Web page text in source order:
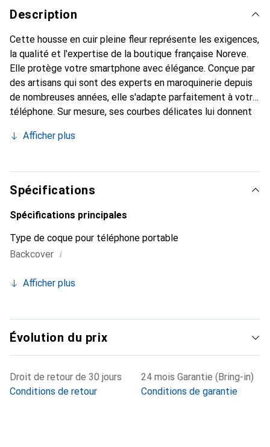
Description
Cette housse en cuir pleine fleur représente les exigences,
la qualité et l'expertise de la boutique française Noreve.
Elle protège votre smartphone avec élégance. Conçue par
des artisans qui sont des experts en maroquinerie depuis
de nombreuses années, elle s'adapte parfaitement à votre
téléphone. Sur mesure, ses courbes délicates lui donnent
et indispensable de votre smartphone. Reconnaître
marque Noreve est un choix sûr pour une clientèle
exigeante.
Afficher plus
Spécifications
Spécifications principales
Type de coque pour téléphone portable
Backcover i
Afficher plus
Évolution du prix
Droit de retour de 30 jours
Conditions de retour
24 mois Garantie (Bring-in)
Conditions de garantie